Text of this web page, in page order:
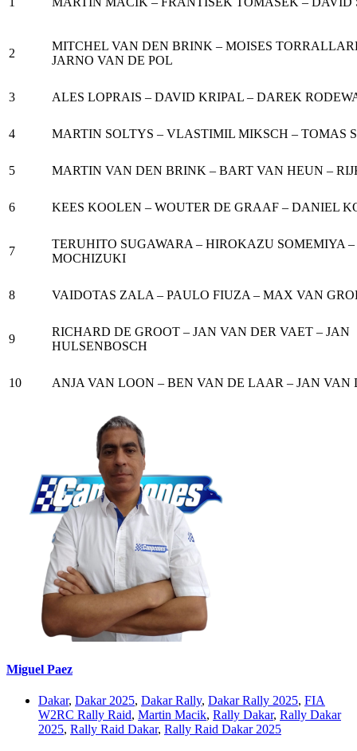
2
MITCHEL VAN DEN BRINK – MOISES
JARNO VAN DE POL
3 ALES LOPRAIS – DAVID KRIPAL – DAREK
4 MARTIN SOLTYS – VLASTIMIL MIKSCH – TOMAS
5 MARTIN VAN DEN BRINK – BART VAN HEUN –
6 KEES KOOLEN – WOUTER DE GRAAF – DANIEL
7
TERUHITO SUGAWARA – HIROKAZU SOMEMIYA –
MOCHIZUKI
8 VAIDOTAS ZALA – PAULO FIUZA – MAX VAN
9
RICHARD DE GROOT – JAN VAN DER VAET – JAN
HULSENBOSCH
10 ANJA VAN LOON – BEN VAN DE LAAR – JAN VAN
Miguel Paez
Dakar, Dakar 2025, Dakar Rally, Dakar Rally 2025, FIA
W2RC Rally Raid, Martin Macik, Rally Dakar, Rally Dakar
2025, Rally Raid Dakar, Rally Raid Dakar 2025